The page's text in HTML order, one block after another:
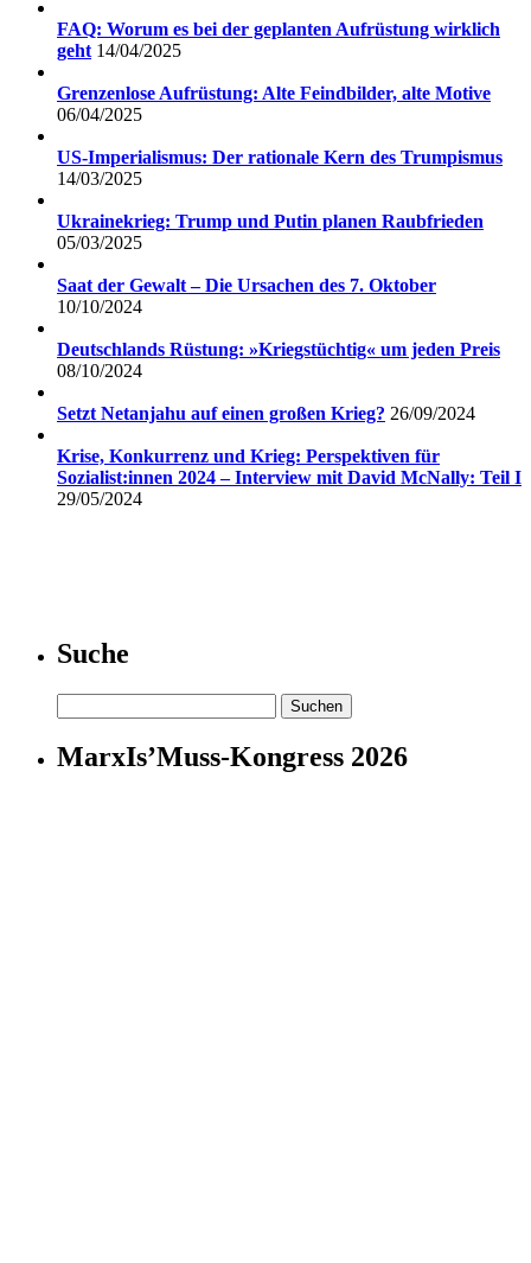
FAQ: Worum es bei der geplanten Aufrüstung wirklich
geht 14/04/2025
Grenzenlose Aufrüstung: Alte Feindbilder, alte Motive
06/04/2025
US-Imperialismus: Der rationale Kern des Trumpismus
14/03/2025
Ukrainekrieg: Trump und Putin planen Raubfrieden
05/03/2025
Saat der Gewalt – Die Ursachen des 7. Oktober
10/10/2024
Deutschlands Rüstung: »Kriegstüchtig« um jeden Preis
08/10/2024
Setzt Netanjahu auf einen großen Krieg? 26/09/2024
Krise, Konkurrenz und Krieg: Perspektiven für
Sozialist:innen 2024 – Interview mit David McNally: Teil I
29/05/2024
Suche
nach:
MarxIs’Muss-Kongress 2026